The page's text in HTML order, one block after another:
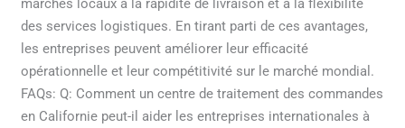
marchés locaux à la rapidité de livraison et à la flexibilité
des services logistiques. En tirant parti de ces avantages,
les entreprises peuvent améliorer leur efficacité
opérationnelle et leur compétitivité sur le marché mondial.
FAQs: Q: Comment un centre de traitement des commandes
en Californie peut-il aider les entreprises internationales à